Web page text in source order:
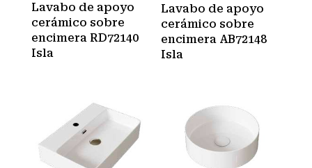
Lavabo de apoyo
cerámico sobre
encimera RD72140
Isla
Lavabo de apoyo
cerámico sobre
encimera AB72148
Isla